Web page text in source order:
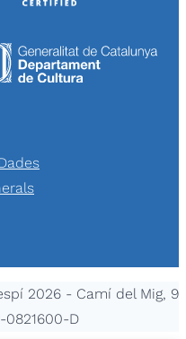
2026 - Camí del Mig, 9
0821600-D